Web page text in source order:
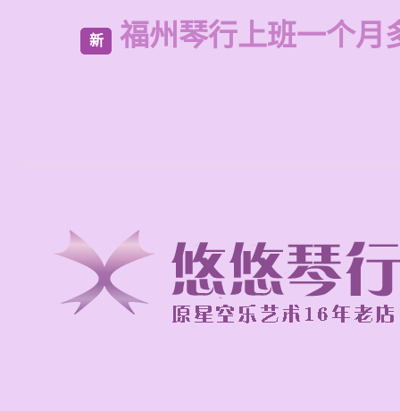
新 福州琴行上班一个月